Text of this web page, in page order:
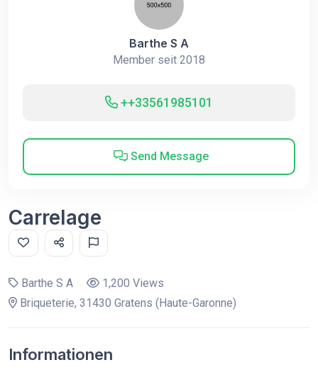
Barthe S A
Member seit 2018
++33561985101
Send Message
Carrelage
Barthe S A
1,200 Views
Briqueterie, 31430 Gratens (Haute-Garonne)
Informationen